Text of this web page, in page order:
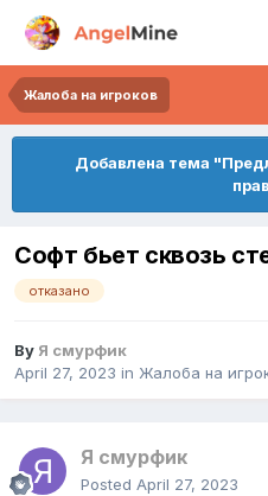
Жалоба на игроков
Добавлена тема
Софт бьет сквозь
отказано
By Я смурфик
April 27, 2023 in Жалоба на
Я смурфик
Posted April 27, 2023